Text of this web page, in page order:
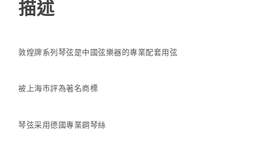
描述
敦煌牌系列琴弦是中國弦樂器的專業配套用弦
被上海市評為著名商標
琴弦采用德國專業鋼琴絲